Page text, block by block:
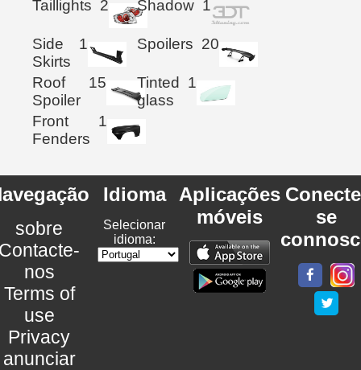
Taillights 2 Shadow 1
Side
Skirts
1 Spoilers 20
Roof
Spoiler
15
Tinted
glass
1
Front
Fenders
1
sobre
nos
Terms of
use
Privacy
anunciar
Idioma
Selecionar
idioma:
Aplicações
móveis
se